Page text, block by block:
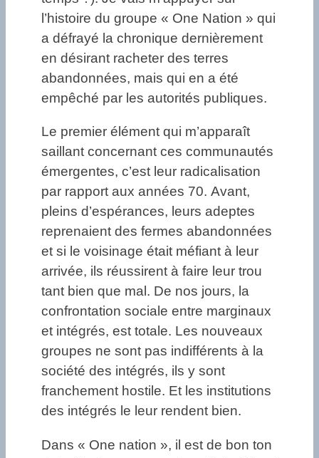
l’histoire du groupe « One Nation » qui
a défrayé la chronique dernièrement
en désirant racheter des terres
abandonnées, mais qui en a été
empêché par les autorités publiques.
Le premier élément qui m’apparaît
saillant concernant ces communautés
émergentes, c’est leur radicalisation
par rapport aux années 70. Avant,
pleins d’espérances, leurs adeptes
reprenaient des fermes abandonnées
et si le voisinage était méfiant à leur
arrivée, ils réussirent à faire leur trou
tant bien que mal. De nos jours, la
confrontation sociale entre marginaux
et intégrés, est totale. Les nouveaux
groupes ne sont pas indifférents à la
société des intégrés, ils y sont
franchement hostile. Et les institutions
des intégrés le leur rendent bien.
Dans « One nation », il est de bon ton